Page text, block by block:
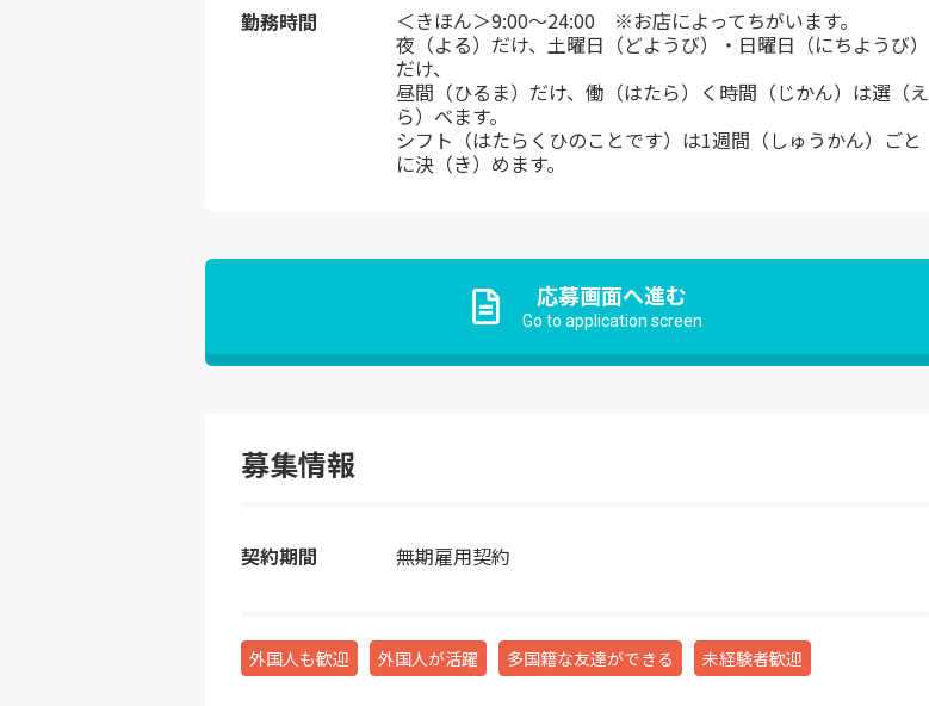
勤務時間
＜きほん＞9:00～24:00 ※お店によってちがいます。
夜（よる）だけ、土曜日（どようび）・日曜日（にちようび）
だけ、
昼間（ひるま）だけ、働（はたら）く時間（じかん）は選（え
ら）べます。
シフト（はたらくひのことです）は1週間（しゅうかん）ごと
に決（き）めます。
応募画面へ進む
Go to application screen
募集情報
契約期間 無期雇用契約
外国人も歓迎 外国人が活躍 多国籍な友達ができる 未経験者歓迎